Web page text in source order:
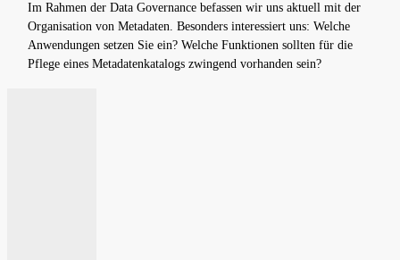
Im Rahmen der Data Governance befassen wir uns aktuell mit der
Organisation von Metadaten. Besonders interessiert uns: Welche
Anwendungen setzen Sie ein? Welche Funktionen sollten für die
Pflege eines Metadatenkatalogs zwingend vorhanden sein?